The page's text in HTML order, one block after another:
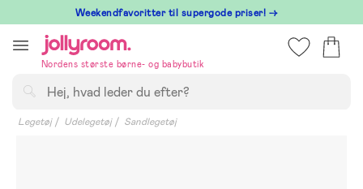
till
innehållet
⁠ Weekendfavoritter til supergode priser! →
Nordens største børne- og babybutik
Legetøj Udelegetøj Sandlegetøj